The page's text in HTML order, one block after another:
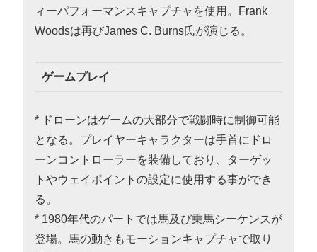
ィーパフォーマンスキャプチャを使用。Frank
Woodsは再びJames C. Burns氏が演じる。
ゲームプレイ
* ドローンはゲームの大部分で戦闘時に制御可能
となる。プレイヤーキャラクターは手首にドロ
ーンコントローラーを装備しており、ターゲッ
トやウェイポイントの設定に使用する事ができ
る。
* 1980年代のパートでは馬及び乗馬シーケンスが
登場。馬の動きもモーションキャプチャで取り